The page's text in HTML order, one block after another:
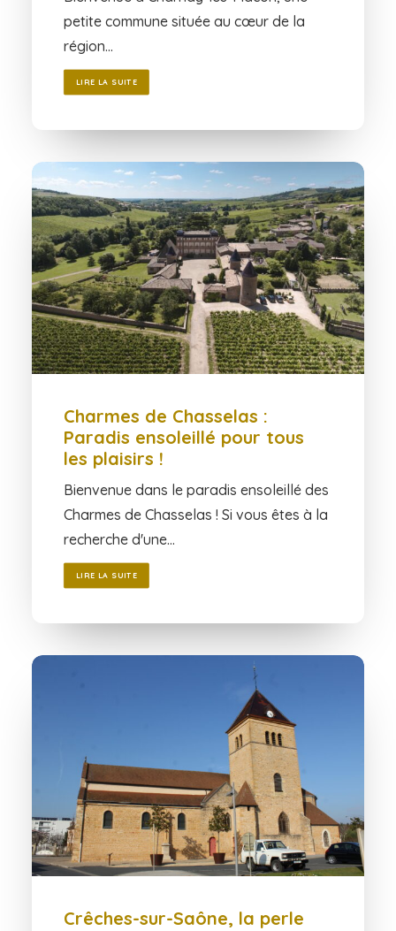
petite commune située au cœur de la
région…
LIRE LA SUITE
Charmes de Chasselas :
Paradis ensoleillé pour tous
les plaisirs !
Bienvenue dans le paradis ensoleillé des
Charmes de Chasselas ! Si vous êtes à la
recherche d'une…
LIRE LA SUITE
Crêches-sur-Saône, la perle